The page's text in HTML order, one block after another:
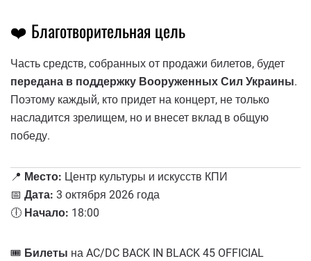
❤️ Благотворительная цель
Часть средств, собранных от продажи билетов, будет
передана в поддержку Вооруженных Сил Украины.
Поэтому каждый, кто придет на концерт, не только
насладится зрелищем, но и внесет вклад в общую
победу.
📍 Место: Центр культуры и искусств КПИ
📅 Дата: 3 октября 2026 года
🕕 Начало: 18:00
🎟️ Билеты на AC/DC BACK IN BLACK 45 OFFICIAL